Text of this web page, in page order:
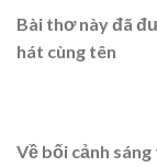
Bài thơ này đã
hát cùng tên
Về bối cảnh